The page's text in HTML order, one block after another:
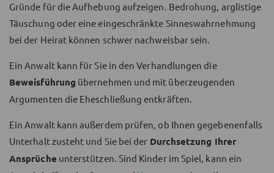
Gründe für die Aufhebung aufzeigen. Bedrohung, arglistige
Täuschung oder eine eingeschränkte Sinneswahrnehmung
bei der Heirat können schwer nachweisbar sein.
Ein Anwalt kann für Sie in den Verhandlungen die
Beweisführung übernehmen und mit überzeugenden
Argumenten die Eheschließung entkräften.
Ein Anwalt kann außerdem prüfen, ob Ihnen gegebenenfalls
Unterhalt zusteht und Sie bei der Durchsetzung Ihrer
Ansprüche unterstützen. Sind Kinder im Spiel, kann ein